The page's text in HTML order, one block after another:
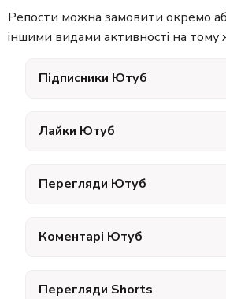
Репости можна замовити окремо
іншими видами активності на тому
Підписники Ютуб
Лайки Ютуб
Перегляди Ютуб
Коментарі Ютуб
Перегляди Shorts